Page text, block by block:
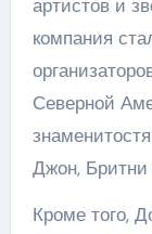
артистов и
компания
Северной
Джон,
Кроме того,